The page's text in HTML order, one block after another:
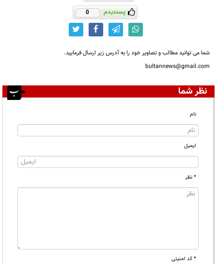
پسندیدم 0
شما می توانید مطالب و تصاویر خود را به آدرس زیر ارسال فرمایید.
bultannews@gmail.com
نظر شما
نام
ایمیل
* نظر
* کد امنیتی